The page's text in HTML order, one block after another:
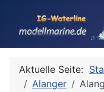
Aktuelle Seite:
Alanger